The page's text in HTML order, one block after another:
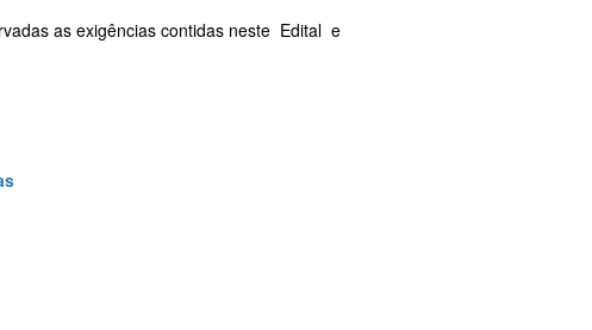
as exigências contidas neste Edital e